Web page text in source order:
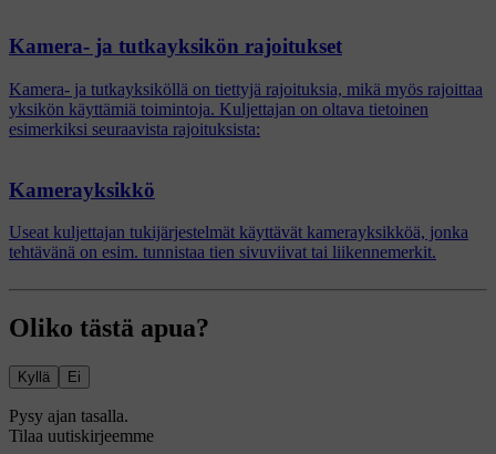
Kamera- ja tutkayksikön rajoitukset
Kamera- ja tutkayksiköllä on tiettyjä rajoituksia, mikä myös rajoittaa
yksikön käyttämiä toimintoja. Kuljettajan on oltava tietoinen
esimerkiksi seuraavista rajoituksista:
Kamerayksikkö
Useat kuljettajan tukijärjestelmät käyttävät kamerayksikköä, jonka
tehtävänä on esim. tunnistaa tien sivuviivat tai liikennemerkit.
Oliko tästä apua?
Kyllä Ei